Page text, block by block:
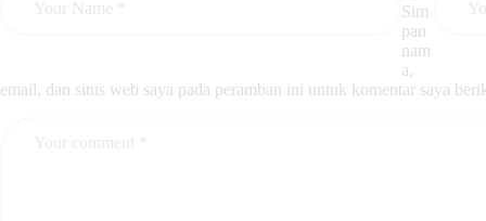
Sim
pan
nam
a,
email, dan situs web saya pada peramban ini untuk komentar saya